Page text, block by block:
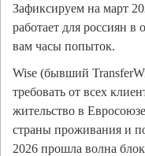
Зафиксируем на март
работает для россиян
вам часы попыток.
Wise (бывший
требовать от всех
жительство в
страны проживания и
2026 прошла волна